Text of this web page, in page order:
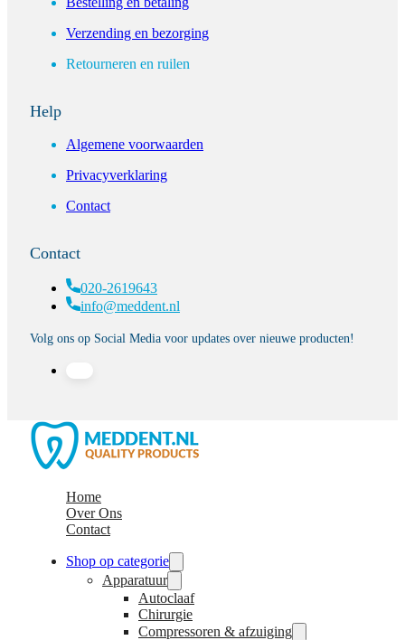
Verzending en bezorging
Retourneren en ruilen
Help
Algemene voorwaarden
Privacyverklaring
Contact
Contact
020-2619643
info@meddent.nl
Volg ons op Social Media voor updates over nieuwe producten!
Home
Over Ons
Contact
Shop op categorie
Apparatuur
Autoclaaf
Chirurgie
Compressoren & afzuiging